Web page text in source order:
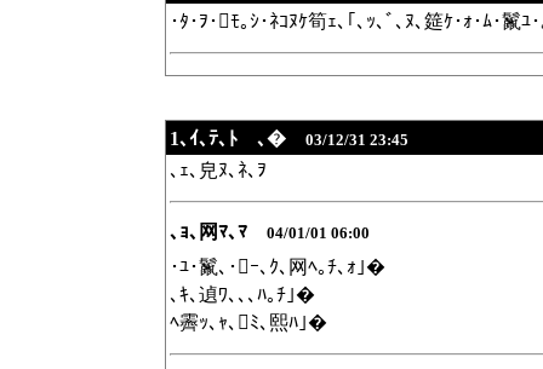
･ﾀ･ｦ･ﾓ｡ｼ･ﾈｺﾇｹ筍ｪ､｢､ｯ､ﾞ､ﾇ､筵ｹ･ｫ･ﾑ･鬣
1､ｲ､ﾃ､ﾄ ､� 03/12/31 23:45
､ｪ､皃ﾇ､ﾈ､ｦ
､ｮ､网ﾏ､ﾏ 04/01/01 06:00
･ﾕ･鬣､･ｰ､ｸ､网ﾍ｡ﾁ､ｫ｣�
､ｷ､遉ﾜ､､､ﾊ｡ﾁ｣�
ﾍ霽ｯ､ｬ､ﾐ､熙ﾊ｣�